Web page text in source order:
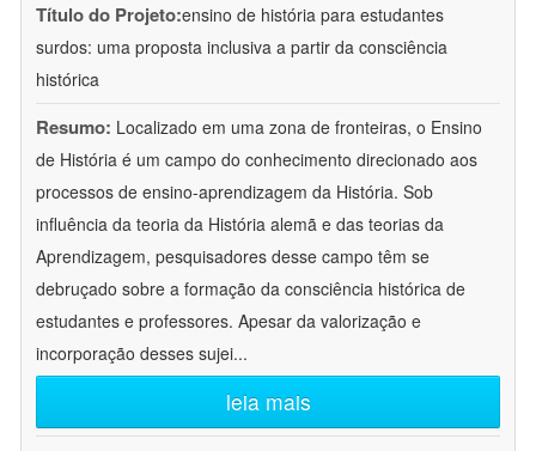
Título do Projeto:ensino de história para estudantes
surdos: uma proposta inclusiva a partir da consciência
histórica
Resumo: Localizado em uma zona de fronteiras, o Ensino
de História é um campo do conhecimento direcionado aos
processos de ensino-aprendizagem da História. Sob
influência da teoria da História alemã e das teorias da
Aprendizagem, pesquisadores desse campo têm se
debruçado sobre a formação da consciência histórica de
estudantes e professores. Apesar da valorização e
incorporação desses sujei...
leia mais